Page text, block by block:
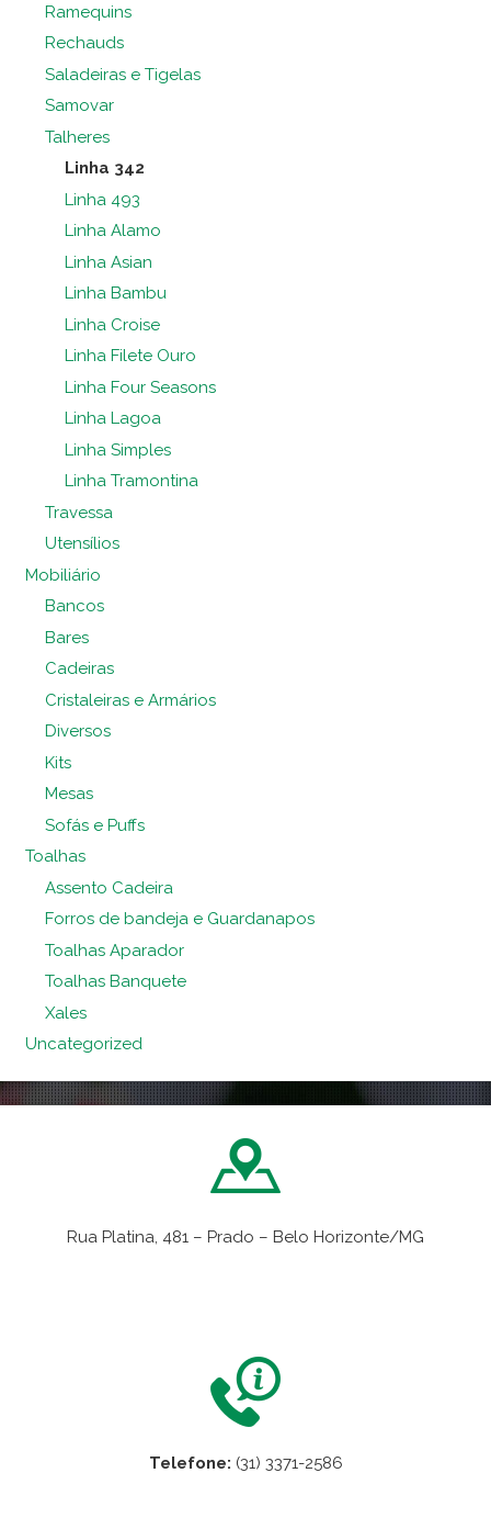
Ramequins
Rechauds
Saladeiras e Tigelas
Samovar
Talheres
Linha 342
Linha 493
Linha Alamo
Linha Asian
Linha Bambu
Linha Croise
Linha Filete Ouro
Linha Four Seasons
Linha Lagoa
Linha Simples
Linha Tramontina
Travessa
Utensílios
Mobiliário
Bancos
Bares
Cadeiras
Cristaleiras e Armários
Diversos
Kits
Mesas
Sofás e Puffs
Toalhas
Assento Cadeira
Forros de bandeja e Guardanapos
Toalhas Aparador
Toalhas Banquete
Xales
Uncategorized
Rua Platina, 481 – Prado – Belo Horizonte/MG
Telefone: (31) 3371-2586